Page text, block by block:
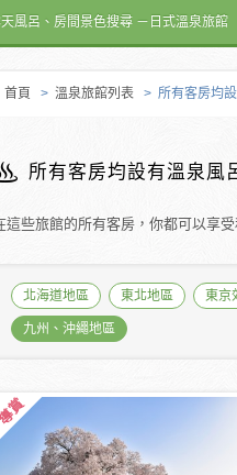
風呂、房間景色搜尋 －日式溫泉旅館
首頁 > 溫泉旅館列表 > 所有客房均
所有客房均設有溫泉風
這些旅館的所有客房，你都可以享
北海道地區 東北地區 東京
九州、沖繩地區